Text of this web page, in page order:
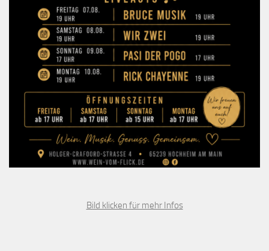
Bild klicken für mehr Infos